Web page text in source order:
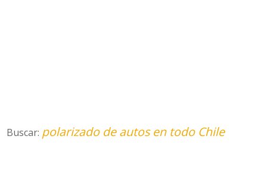
Buscar: polarizado de autos en todo Chile